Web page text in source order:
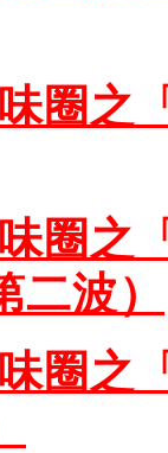
圈之
圈之
波）
圈之